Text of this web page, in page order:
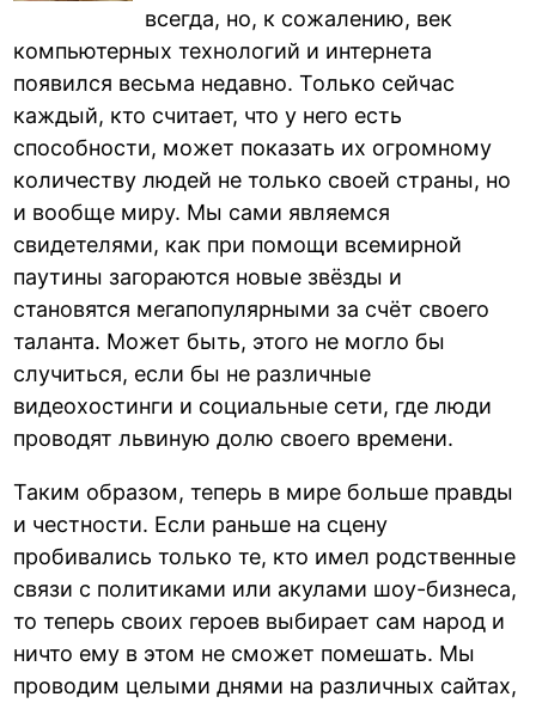
всегда, но, к сожалению, век
компьютерных технологий и интернета
появился весьма недавно. Только сейчас
каждый, кто считает, что у него есть
способности, может показать их огромному
количеству людей не только своей страны, но
и вообще миру. Мы сами являемся
свидетелями, как при помощи всемирной
паутины загораются новые звёзды и
становятся мегапопулярными за счёт своего
таланта. Может быть, этого не могло бы
случиться, если бы не различные
видеохостинги и социальные сети, где люди
проводят львиную долю своего времени.
Таким образом, теперь в мире больше правды
и честности. Если раньше на сцену
пробивались только те, кто имел родственные
связи с политиками или акулами шоу-бизнеса,
то теперь своих героев выбирает сам народ и
ничто ему в этом не сможет помешать. Мы
проводим целыми днями на различных сайтах,